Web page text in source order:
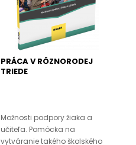
PRÁCA V RÔZNORODEJ
TRIEDE
Možnosti podpory žiaka a
učiteľa. Pomôcka na
vytváranie takého školského